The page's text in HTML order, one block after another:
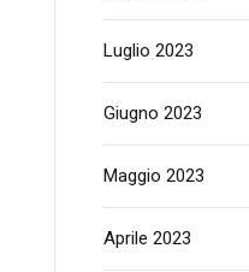
Luglio 2023
Giugno 2023
Maggio 2023
Aprile 2023